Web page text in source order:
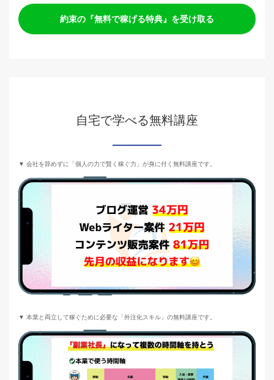
約束の『無料で稼げる特典』を受け取る
自宅で学べる無料講座
▼ 会社を辞めずに「個人の力で賢く稼ぐ力」が身に付く無料講座です。
▼ 本業と両立して稼ぐために必要な「外注化スキル」の無料講座です。